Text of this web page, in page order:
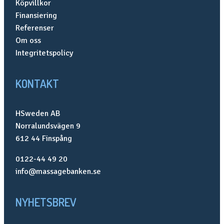
Köpvillkor
Finansiering
Referenser
Om oss
Integritetspolicy
KONTAKT
HSweden AB
Norralundsvägen 9
612 44 Finspång
0122-44 49 20
info@massagebanken.se
NYHETSBREV